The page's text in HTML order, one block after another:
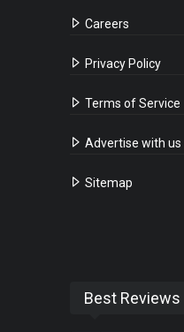
Careers
Privacy Policy
Terms of Service
Advertise with us
Sitemap
Best Reviews